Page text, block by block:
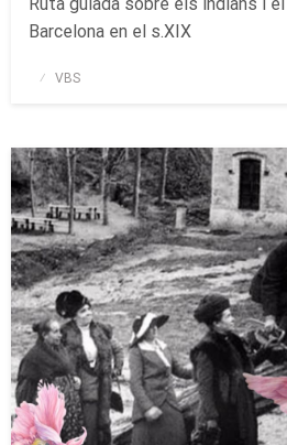
Ruta guiada sobre els indians i
Barcelona en el s.XIX
Publicado
VBS